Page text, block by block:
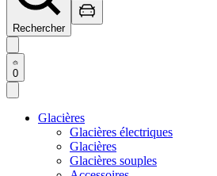
Rechercher
0
Glacières
Glacières électriques
Glacières
Glacières souples